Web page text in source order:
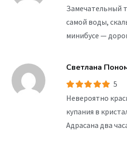
Замечательный
самой воды,
минибусе —
Светлана
5
Невероятно
купания в
Адрасана два